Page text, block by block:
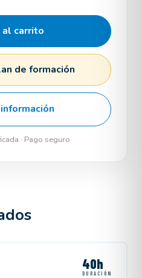
al carrito
de formación
· Pago seguro
40h
DURACIÓN